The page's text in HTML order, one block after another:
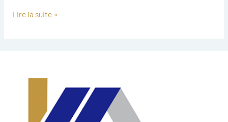
Lire la suite »